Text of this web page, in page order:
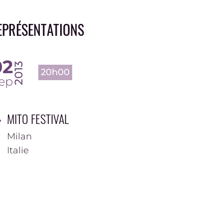
2013 20h00
MITO FESTIVAL
Milan
Italie